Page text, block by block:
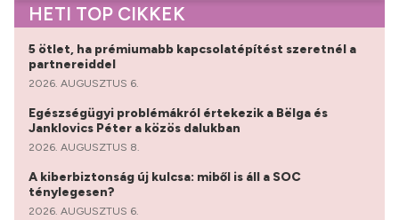
HETI TOP CIKKEK
5 ötlet, ha prémiumabb kapcsolatépítést szeretnél a
partnereiddel
2026. AUGUSZTUS 6.
Egészségügyi problémákról értekezik a Bëlga és
Janklovics Péter a közös dalukban
2026. AUGUSZTUS 8.
A kiberbiztonság új kulcsa: miből is áll a SOC
ténylegesen?
2026. AUGUSZTUS 6.